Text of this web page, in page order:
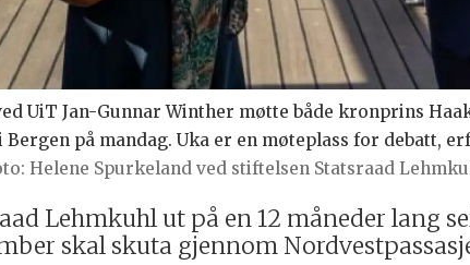
UiT Jan-Gunnar Winther møtte både kronprins
i Bergen på mandag. Uka er en møteplass for
Helene Spurkeland ved stiftelsen Statsraad
Lehmkuhl ut på en 12 måneder lang
skal skuta gjennom